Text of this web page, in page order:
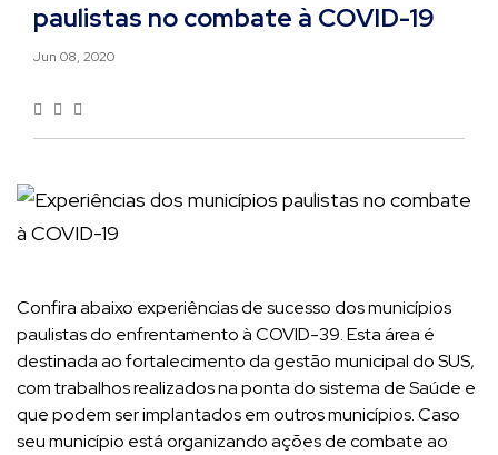
paulistas no combate à COVID-19
Jun 08, 2020
Confira abaixo experiências de sucesso dos municípios
paulistas do enfrentamento à COVID-39. Esta área é
destinada ao fortalecimento da gestão municipal do SUS,
com trabalhos realizados na ponta do sistema de Saúde e
que podem ser implantados em outros municípios. Caso
seu município está organizando ações de combate ao